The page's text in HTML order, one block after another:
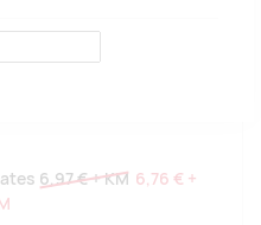
6,97 €+ KM 6,76 € +